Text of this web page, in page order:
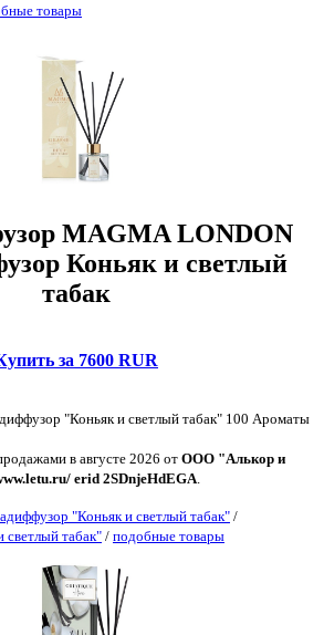
товары
MAGMA LONDON
Коньяк и светлый
табак
за 7600 RUR
"Коньяк и светлый табак" 100 Ароматы
в августе 2026 от ООО "Алькор и
erid 2SDnjeHdEGA
"Коньяк и светлый табак" /
табак"/ подобные товары